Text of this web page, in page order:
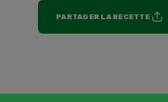
PARTAGER LA RECETTE